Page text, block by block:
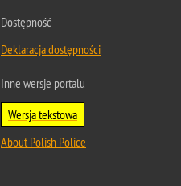
Dostępność
Deklaracja dostępności
Inne wersje portalu
Wersja tekstowa
About Polish Police